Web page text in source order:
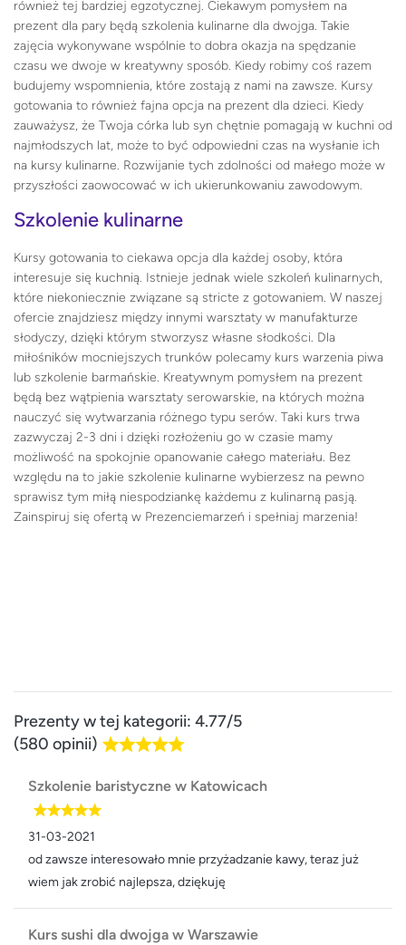
również tej bardziej egzotycznej. Ciekawym pomysłem na
prezent dla pary będą szkolenia kulinarne dla dwojga. Takie
zajęcia wykonywane wspólnie to dobra okazja na spędzanie
czasu we dwoje w kreatywny sposób. Kiedy robimy coś razem
budujemy wspomnienia, które zostają z nami na zawsze. Kursy
gotowania to również fajna opcja na prezent dla dzieci. Kiedy
zauważysz, że Twoja córka lub syn chętnie pomagają w kuchni od
najmłodszych lat, może to być odpowiedni czas na wysłanie ich
na kursy kulinarne. Rozwijanie tych zdolności od małego może w
przyszłości zaowocować w ich ukierunkowaniu zawodowym.
Szkolenie kulinarne
Kursy gotowania to ciekawa opcja dla każdej osoby, która
interesuje się kuchnią. Istnieje jednak wiele szkoleń kulinarnych,
które niekoniecznie związane są stricte z gotowaniem. W naszej
ofercie znajdziesz między innymi warsztaty w manufakturze
słodyczy, dzięki którym stworzysz własne słodkości. Dla
miłośników mocniejszych trunków polecamy kurs warzenia piwa
lub szkolenie barmańskie. Kreatywnym pomysłem na prezent
będą bez wątpienia warsztaty serowarskie, na których można
nauczyć się wytwarzania różnego typu serów. Taki kurs trwa
zazwyczaj 2-3 dni i dzięki rozłożeniu go w czasie mamy
możliwość na spokojnie opanowanie całego materiału. Bez
względu na to jakie szkolenie kulinarne wybierzesz na pewno
sprawisz tym miłą niespodziankę każdemu z kulinarną pasją.
Zainspiruj się ofertą w Prezenciemarzeń i spełniaj marzenia!
Prezenty w tej kategorii: 4.77/5
(580 opinii)
Szkolenie baristyczne w Katowicach
31-03-2021
od zawsze interesowało mnie przyżadzanie kawy, teraz już
wiem jak zrobić najlepsza, dziękuję
Kurs sushi dla dwojga w Warszawie